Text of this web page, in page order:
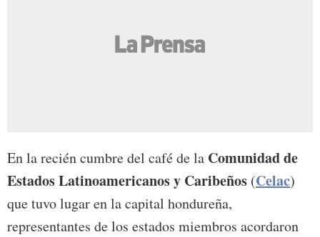
En la recién cumbre del café de la Comunidad de
Estados Latinoamericanos y Caribeños (Celac)
que tuvo lugar en la capital hondureña,
representantes de los estados miembros acordaron